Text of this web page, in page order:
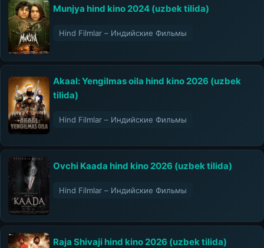
Munjya hind kino 2024 (uzbek tilida)
Hind Filmlar – Индийские Фильмы
Akaal: Yengilmas oila hind kino 2026 (uzbek
tilida)
Hind Filmlar – Индийские Фильмы
Ovchi Kaada hind kino 2026 (uzbek tilida)
Hind Filmlar – Индийские Фильмы
Raja Shivaji hind kino 2026 (uzbek tilida)